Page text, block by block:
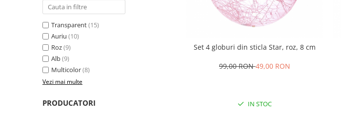
Transparent(15)
Auriu (10)
Roz(9)
Alb(9)
Multicolor(8)
Vezi mai multe
PRODUCATORI
Set 4 globuri din sticla Star, roz, 8 cm
99,00 RON49,00 RON
IN STOC